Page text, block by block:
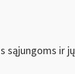
sąjungoms ir jų